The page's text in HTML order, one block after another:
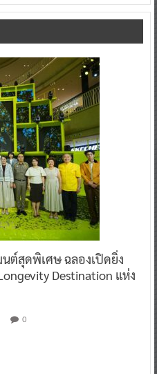
ต์สุดพิเศษ ฉลองเปิดยิ่ง
Destination แห่ง
0